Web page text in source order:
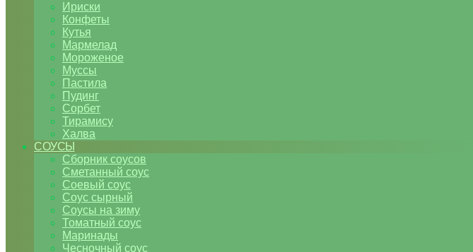
Ириски
Конфеты
Кутья
Мармелад
Мороженое
Муссы
Пастила
Пудинг
Сорбет
Тирамису
Халва
СОУСЫ
Сборник соусов
Сметанный соус
Соевый соус
Соус сырный
Соусы на зиму
Томатный соус
Маринады
Чесночный соус